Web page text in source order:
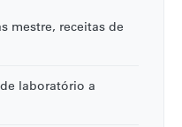
mestre, receitas de
laboratório a